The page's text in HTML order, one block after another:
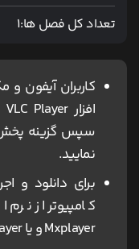
تعداد کل فصل ها:1
کاربران آیفون و
سپس گزینه پخش
نمایید.
برای دانلود و
Mxplayer و یا KmPlayer استفاده کنید.